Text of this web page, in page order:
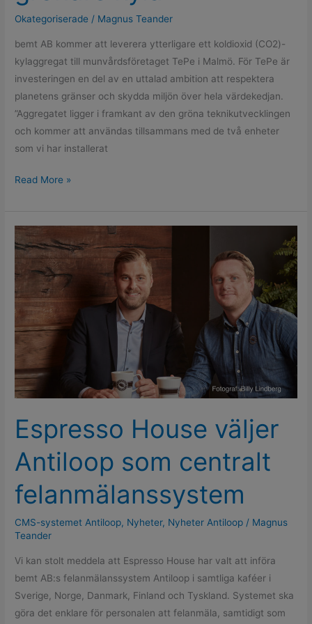
Okategoriserade / Magnus Teander
bemt AB kommer att leverera ytterligare ett koldioxid (CO2)-
kylaggregat till munvårdsföretaget TePe i Malmö. För TePe är
investeringen en del av en uttalad ambition att respektera
planetens gränser och skydda miljön över hela värdekedjan.
”Aggregatet ligger i framkant av den gröna teknikutvecklingen
och kommer att användas tillsammans med de två enheter
som vi har installerat
Read More »
Espresso House väljer
Antiloop som centralt
felanmälanssystem
CMS-systemet Antiloop, Nyheter, Nyheter Antiloop / Magnus
Teander
Vi kan stolt meddela att Espresso House har valt att införa
bemt AB:s felanmälanssystem Antiloop i samtliga kaféer i
Sverige, Norge, Danmark, Finland och Tyskland. Systemet ska
göra det enklare för personalen att felanmäla, samtidigt som
Espresso
House
väljer
som
centralt
felanmälanssystem